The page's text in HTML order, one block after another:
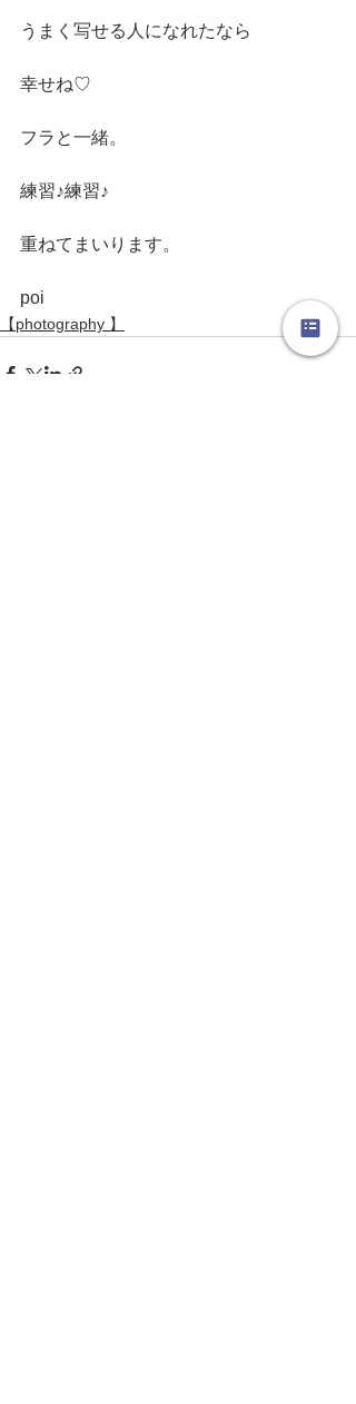
うまく写せる人になれたなら
幸せね♡
フラと一緒。
練習♪練習♪
重ねてまいります。
poi
【photography 】